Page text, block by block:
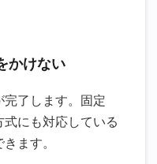
かけない
了します。固定
にも対応している
ます。